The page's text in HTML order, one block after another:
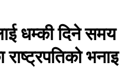
धम्की दिने समय
भनाइ